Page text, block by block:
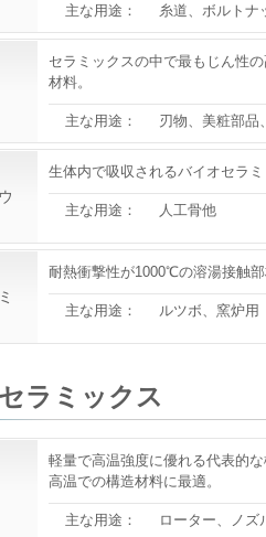
主な用途： 糸道、ボルトナ
セラミックスの中で最もじん性
材料。
主な用途： 刃物、美粧部品
生体内で吸収されるバイオセラ
主な用途： 人工骨他
耐熱衝撃性が1000℃の溶湯接触
主な用途： ルツボ、窯炉用
ラミックス
軽量で高温強度に優れる代表的
高温での構造材料に最適。
主な用途： ローター、ノズ